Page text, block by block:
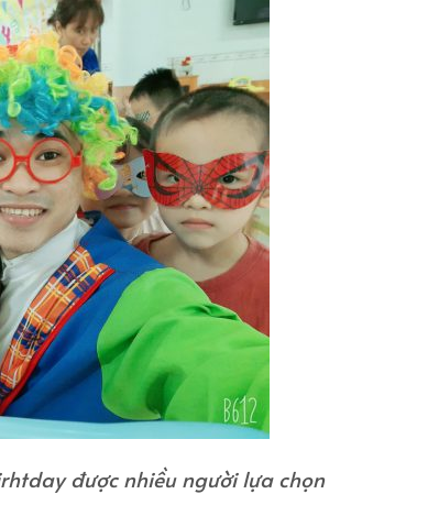
được nhiều người lựa chọn